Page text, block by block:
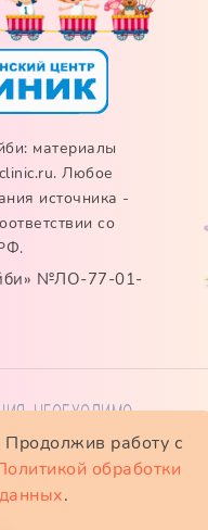
работу с
обработки
.
материалы
Любое
источника -
со
№ЛО-77-01-
НЕОБХОДИМО
СПЕЦИАЛИСТОМ